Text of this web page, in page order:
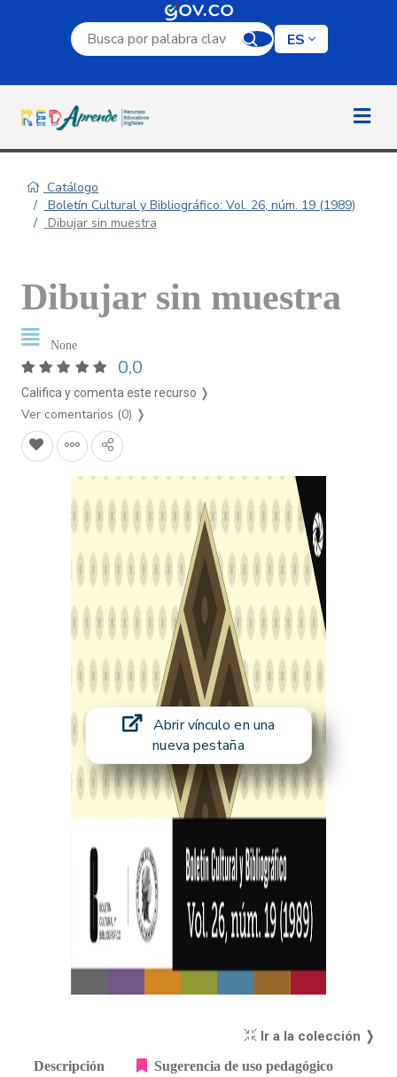
Campo de búsqueda por palabra clave
ES
Catálogo
Boletín Cultural y Bibliográfico: Vol. 26, núm. 19 (1989)
Dibujar sin muestra
Dibujar sin muestra
None
0,0
Califica y comenta este recurso ❭
Ver comentarios (0) ❭
Abrir vínculo en una
nueva pestaña
Ir a la colección ❭
Descripción Sugerencia de uso pedagógico